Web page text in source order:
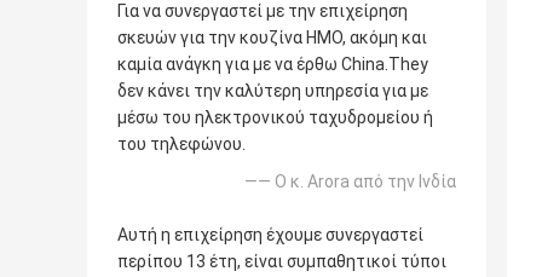
Για να συνεργαστεί με την επιχείρηση
σκευών για την κουζίνα ΗΜΟ, ακόμη και
καμία ανάγκη για με να έρθω China.They
δεν κάνει την καλύτερη υπηρεσία για με
μέσω του ηλεκτρονικού ταχυδρομείου ή
του τηλεφώνου.
—— Ο κ. Arora από την Ινδία
Αυτή η επιχείρηση έχουμε συνεργαστεί
περίπου 13 έτη, είναι συμπαθητικοί τύποι